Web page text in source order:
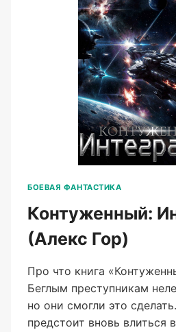
БОЕВАЯ ФАНТАСТИКА
Контуженный:
(Алекс Гор)
Про что книга
Беглым преступникам
но они смогли это
предстоит вновь влиться